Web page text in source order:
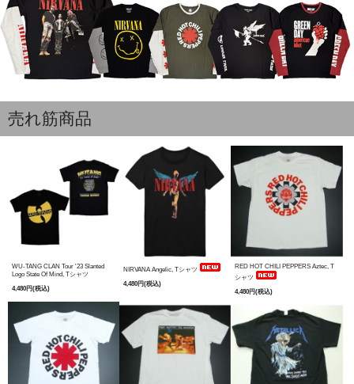
売れ筋商品
WU-TANG CLAN Tour '23 Slanted
Logo State Of Mind, Tシャツ
4,480円(税込)
NIRVANA Angelic, Tシャツ
4,480円(税込)
RED HOT CHILI PEPPERS Aztec, T
シャツ
4,480円(税込)